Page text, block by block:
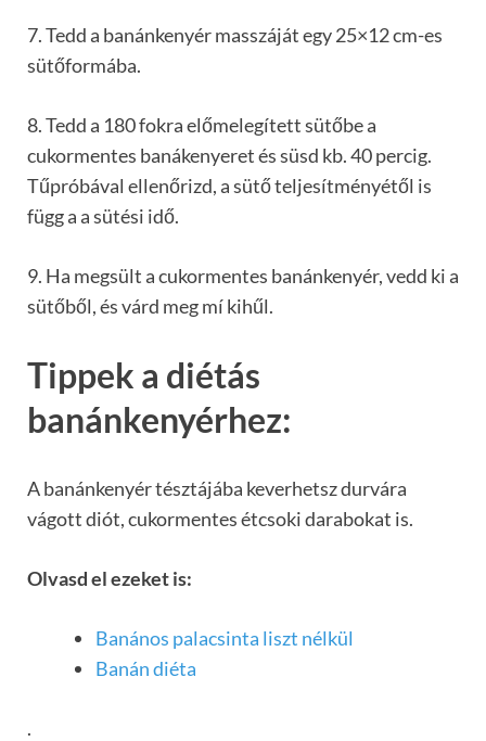
7. Tedd a banánkenyér masszáját egy 25×12 cm-es
sütőformába.
8. Tedd a 180 fokra előmelegített sütőbe a
cukormentes banákenyeret és süsd kb. 40 percig.
Tűpróbával ellenőrizd, a sütő teljesítményétől is
függ a a sütési idő.
9. Ha megsült a cukormentes banánkenyér, vedd ki a
sütőből, és várd meg mí kihűl.
Tippek a diétás
banánkenyérhez:
A banánkenyér tésztájába keverhetsz durvára
vágott diót, cukormentes étcsoki darabokat is.
Olvasd el ezeket is:
Banános palacsinta liszt nélkül
Banán diéta
.